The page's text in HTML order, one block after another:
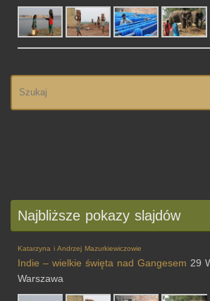
Najbliższe pokazy slajdów
Katarzyna i Andrzej Mazurkiewiczowie
Indie – wielkie święta nad Gangesem 29
Warszawa